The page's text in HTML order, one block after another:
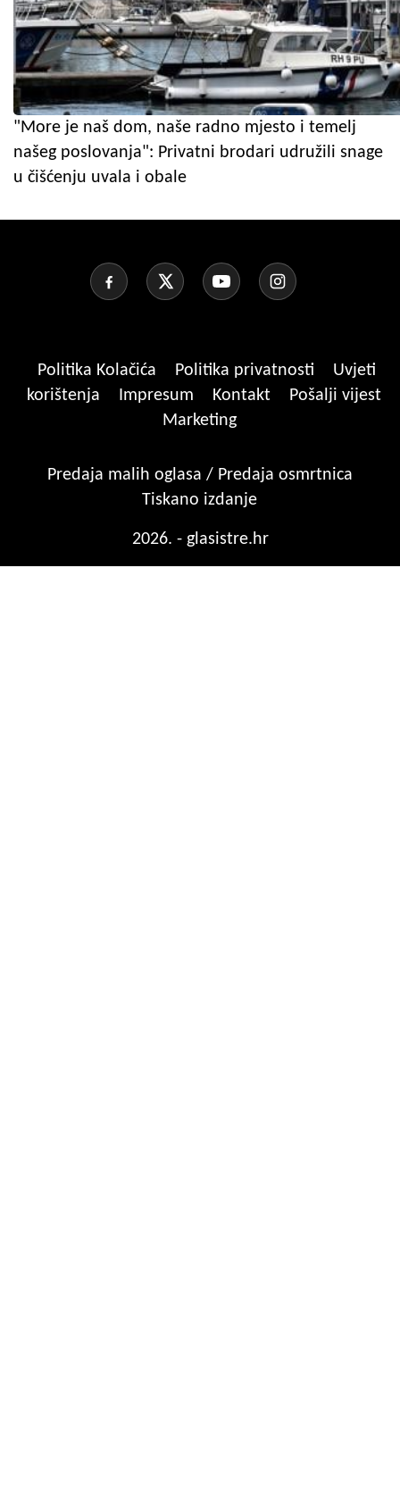
"More je naš dom, naše radno mjesto i temelj
našeg poslovanja": Privatni brodari udružili snage
u čišćenju uvala i obale
Politika Kolačića Politika privatnosti
Uvjeti
korištenja
Impresum Kontakt
Pošalji vijest
Marketing
Predaja malih oglasa / Predaja osmrtnica
Tiskano izdanje
2026. - glasistre.hr